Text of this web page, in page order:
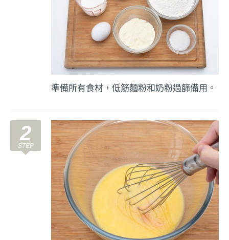
準備所有食材，低筋麵粉和奶粉過篩備用。
2